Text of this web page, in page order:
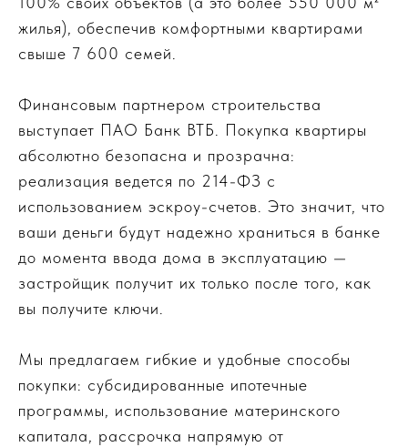
жилья), обеспечив комфортными квартирами
свыше 7 600 семей.
Финансовым партнером строительства
выступает ПАО Банк ВТБ. Покупка квартиры
абсолютно безопасна и прозрачна:
реализация ведется по 214-ФЗ с
использованием эскроу-счетов. Это значит, что
ваши деньги будут надежно храниться в банке
до момента ввода дома в эксплуатацию —
застройщик получит их только после того, как
вы получите ключи.
Мы предлагаем гибкие и удобные способы
покупки: субсидированные ипотечные
программы, использование материнского
капитала, рассрочка напрямую от